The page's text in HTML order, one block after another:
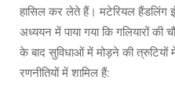
हासिल कर लेते हैं। मटेरियल हैंडलिंग
अध्ययन में पाया गया कि गलियारों
के बाद सुविधाओं में मोड़ने की
रणनीतियों में शामिल हैं: